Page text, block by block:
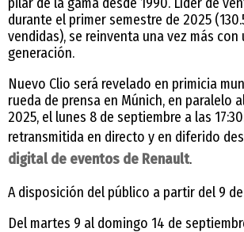
durante el primer semestre de 2025
vendidas), se reinventa una vez más con
generación.
Nuevo Clio será revelado en primicia
rueda de prensa en Múnich, en paralelo
2025, el lunes 8 de septiembre a las
retransmitida en directo y en diferido
digital de eventos de Renault.
A disposición del público a partir del 9
Del martes 9 al domingo 14 de